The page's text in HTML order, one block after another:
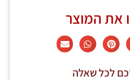
את המוצר
לכל שאלה